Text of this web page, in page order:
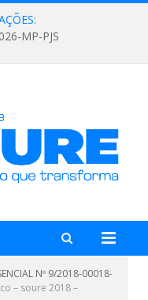
MP-PJS
Nº 9/2018-00018-
– soure 2018 –